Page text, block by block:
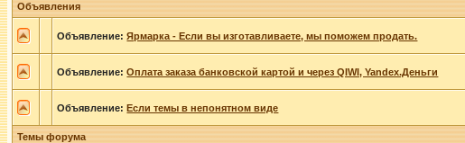
Объявления
Объявление:Ярмарка - Если вы изготавливаете, мы поможем продать.
Объявление:Оплата заказа банковской картой и через QIWI, Yandex.Деньги
Объявление:Если темы в непонятном виде
Темы форума